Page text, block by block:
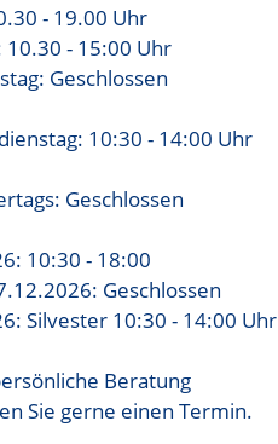
- 19.00 Uhr
10.30 - 15:00 Uhr
Geschlossen
10:30 - 14:00 Uhr
Geschlossen
10:30 - 18:00
Geschlossen
Silvester 10:30 - 14:00 Uhr
Beratung
Sie gerne einen Termin.